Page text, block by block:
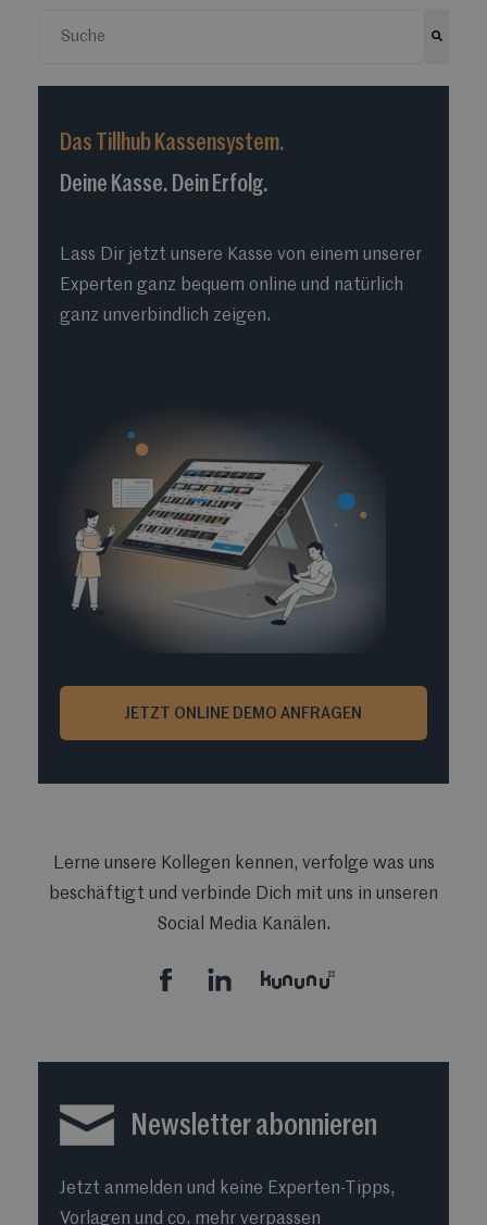
Das Tillhub Kassensystem.
Deine Kasse. Dein Erfolg.
Lass Dir jetzt unsere Kasse von einem unserer
Experten ganz bequem online und natürlich
ganz unverbindlich zeigen.
JETZT ONLINE DEMO ANFRAGEN
Lerne unsere Kollegen kennen, verfolge was uns
beschäftigt und verbinde Dich mit uns in unseren
Social Media Kanälen.
Newsletter abonnieren
Jetzt anmelden und keine Experten-Tipps,
Vorlagen und co. mehr verpassen